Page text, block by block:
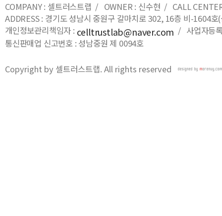
COMPANY : 셀트러스트랩 / OWNER : 신수현 / CALL
ADDRESS : 경기도 성남시 중원구 갈마치로 302, 16층 비-1604
개인정보관리책임자 : celltrustlab@naver.com / 사업자등
통신판매업 신고번호 : 성남중원 제 0094호
Copyright by 셀트러스트랩. All rights reserved